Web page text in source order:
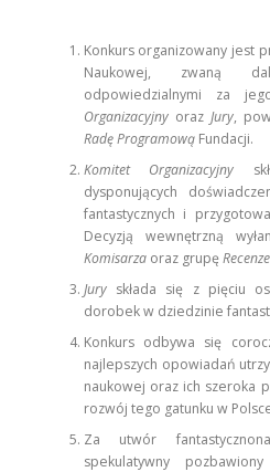
Konkurs organizowany jest
Naukowej, zwaną
odpowiedzialnymi za
Organizacyjnyoraz Jury,
Radę Programową Fundacji.
Komitet Organizacyjny
dysponujących
fantastycznych i
Decyzją wewnętrzną
Komisarzaoraz grupę
Juryskłada się z pięciu
dorobek w dziedzinie
Konkurs odbywa się
najlepszych opowiadań
naukowej oraz ich szeroka
rozwój tego gatunku w
Za utwór
spekulatywny